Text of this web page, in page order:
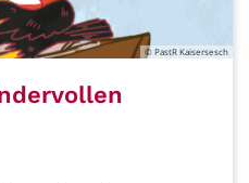
© PastR Kaisersesch